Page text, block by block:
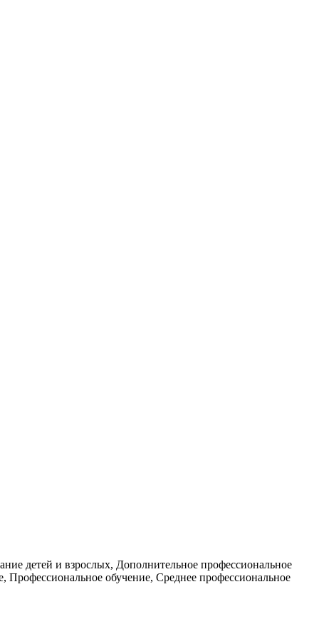
детей и взрослых, Дополнительное профессиональное
Профессиональное обучение, Среднее профессиональное